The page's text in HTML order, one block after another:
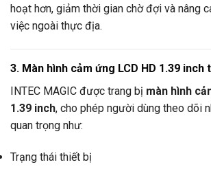
hoạt hơn, giảm thời gian chờ đợi và nâng
việc ngoài thực địa.
3. Màn hình cảm ứng LCD HD 1.39 inch
INTEC MAGIC được trang bị màn hình
1.39 inch, cho phép người dùng theo dõi
quan trọng như:
Trạng thái thiết bị